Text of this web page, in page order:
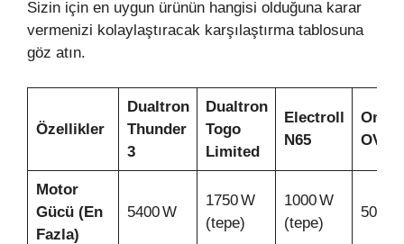
Sizin için en uygun ürünün hangisi olduğuna karar
vermenizi kolaylaştıracak karşılaştırma tablosuna
göz atın.
Özellikler
Dualtron
Thunder
3
Dualtron
Togo
Limited
Electroll
N65
Onvo
Motor
Gücü (En
Fazla)
5400 W
1750 W
(tepe)
1000 W
(tepe)
500 W